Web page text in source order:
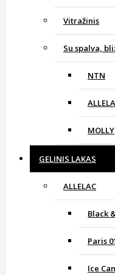
Vitražinis
Su spalva,
NTN
MOLLY
GELINIS LAKAS
ALLELAC
Black
Paris
Ice